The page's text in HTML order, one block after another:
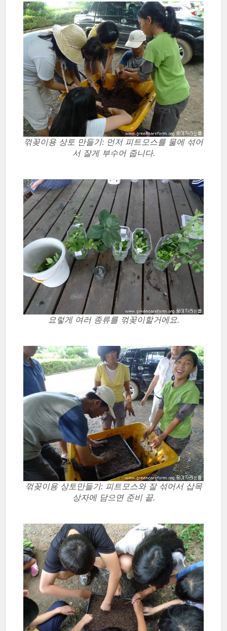
꺾꽂이용 상토 만들기: 먼저 피트모스를 물에 섞어
서 잘게 부수어 줍니다.
요렇게 여러 종류를 꺾꽂이할거에요.
꺾꽂이용 상토만들기: 피트모스와 잘 섞어서 삽목
상자에 담으면 준비 끝.